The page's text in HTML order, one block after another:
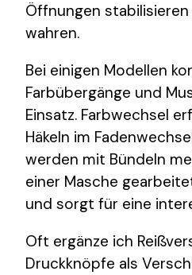
Öffnungen
wahren.
Bei einigen Modellen
Farbübergänge und
Einsatz. Farbwechsel
Häkeln im
werden mit Bündeln
einer Masche
und sorgt für eine
Oft ergänze ich
Druckknöpfe als